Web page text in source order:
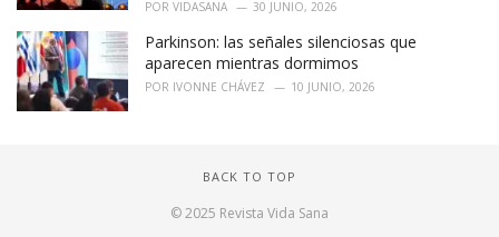
POR VIDASANA 30 JUNIO, 2026
Parkinson: las señales silenciosas que
aparecen mientras dormimos
POR IVONNE CHÁVEZ 10 JUNIO, 2026
BACK TO TOP
© 2025 Revista Vida Sana